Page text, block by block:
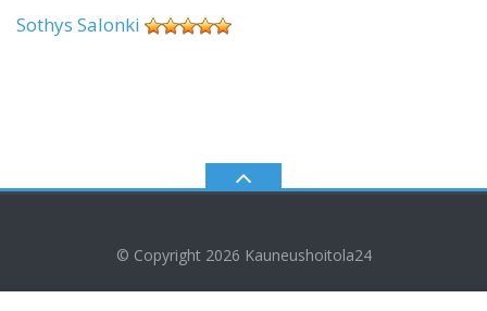
Sothys Salonki
© Copyright 2026 Kauneushoitola24